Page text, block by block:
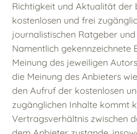
Richtigkeit und Aktualität der
kostenlosen und frei
journalistischen Ratgeber
Namentlich gekennzeichnete
Meinung des jeweiligen
die Meinung des Anbieters
den Aufruf der kostenlosen
zugänglichen Inhalte kommt
Vertragsverhältnis zwischen